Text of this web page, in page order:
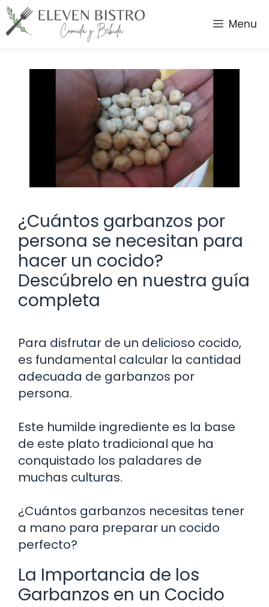
Saltar
al
contenido
Menu
¿Cuántos garbanzos por
persona se necesitan para
hacer un cocido?
Descúbrelo en nuestra guía
completa
Para disfrutar de un delicioso cocido,
es fundamental calcular la cantidad
adecuada de garbanzos por
persona.
Este humilde ingrediente es la base
de este plato tradicional que ha
conquistado los paladares de
muchas culturas.
¿Cuántos garbanzos necesitas tener
a mano para preparar un cocido
perfecto?
La Importancia de los
Garbanzos en un Cocido